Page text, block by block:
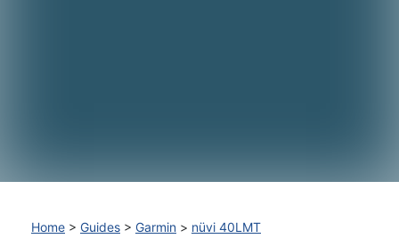
Home > Guides > Garmin > nüvi 40LMT